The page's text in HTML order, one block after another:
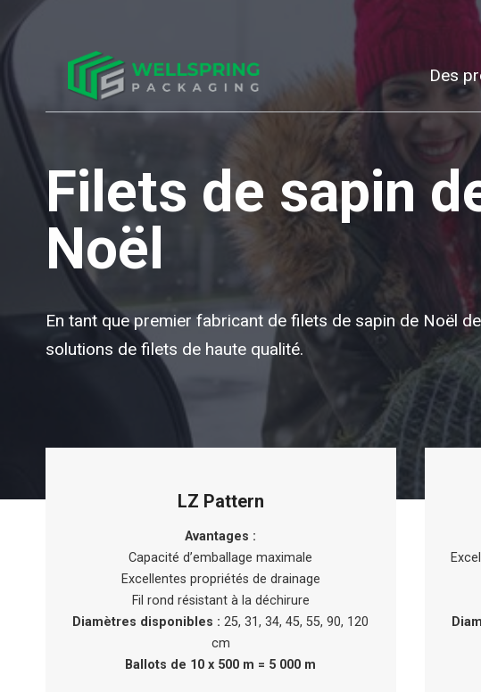
Des
Filets de sapin
Noël
En tant que premier fabricant de filets de sapin de Noël
solutions de filets de haute qualité.
LZ Pattern
Avantages :
Capacité d’emballage maximale
Excellentes propriétés de drainage
Fil rond résistant à la déchirure
Diamètres disponibles : 25, 31, 34, 45, 55, 90, 120
cm
Ballots de 10 x 500 m = 5 000 m